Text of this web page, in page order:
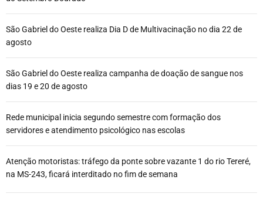
São Gabriel do Oeste realiza Dia D de Multivacinação no dia 22 de
agosto
São Gabriel do Oeste realiza campanha de doação de sangue nos
dias 19 e 20 de agosto
Rede municipal inicia segundo semestre com formação dos
servidores e atendimento psicológico nas escolas
Atenção motoristas: tráfego da ponte sobre vazante 1 do rio Tereré,
na MS-243, ficará interditado no fim de semana